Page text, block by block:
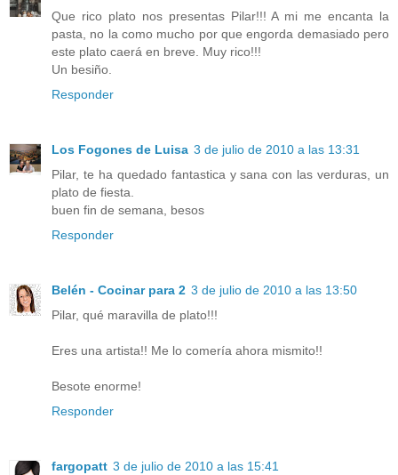
Que rico plato nos presentas Pilar!!! A mi me encanta la
pasta, no la como mucho por que engorda demasiado pero
este plato caerá en breve. Muy rico!!!
Un besiño.
Responder
Los Fogones de Luisa 3 de julio de 2010 a las 13:31
Pilar, te ha quedado fantastica y sana con las verduras, un
plato de fiesta.
buen fin de semana, besos
Responder
Belén - Cocinar para 2 3 de julio de 2010 a las 13:50
Pilar, qué maravilla de plato!!!
Eres una artista!! Me lo comería ahora mismito!!
Besote enorme!
Responder
fargopatt 3 de julio de 2010 a las 15:41